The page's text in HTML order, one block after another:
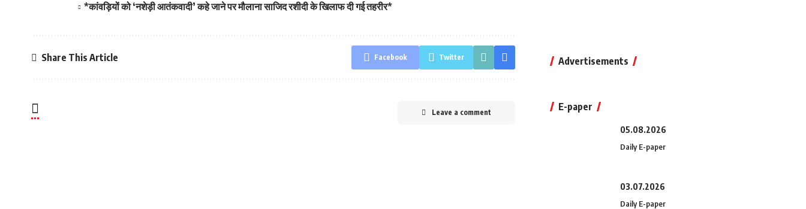
*कांवड़ियों को ‘नशेड़ी आतंकवादी’ कहे जाने पर मौलाना साजिद रशीदी के खिलाफ दी गई तहरीर*
Share This Article Facebook Twitter
Leave a comment
Advertisements
E-paper
05.08.2026
Daily E-paper
03.07.2026
Daily E-paper